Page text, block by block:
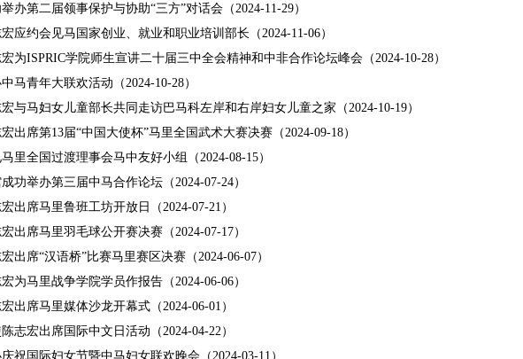
办第二届领事保护与协助“三方”对话会（2024-11-29）
应约会见马国家创业、就业和职业培训部长（2024-11-06）
为ISPRIC学院师生宣讲二十届三中全会精神和中非合作论坛峰会（2024-10-28）
马青年大联欢活动（2024-10-28）
与马妇女儿童部长共同走访巴马科左岸和右岸妇女儿童之家（2024-10-19）
出席第13届“中国大使杯”马里全国武术大赛决赛（2024-09-18）
里全国过渡理事会马中友好小组（2024-08-15）
功举办第三届中马合作论坛（2024-07-24）
出席马里鲁班工坊开放日（2024-07-21）
出席马里羽毛球公开赛决赛（2024-07-17）
出席“汉语桥”比赛马里赛区决赛（2024-06-07）
为马里战争学院学员作报告（2024-06-06）
出席马里媒体沙龙开幕式（2024-06-01）
志宏出席国际中文日活动（2024-04-22）
祝国际妇女节暨中马妇女联欢晚会（2024-03-11）